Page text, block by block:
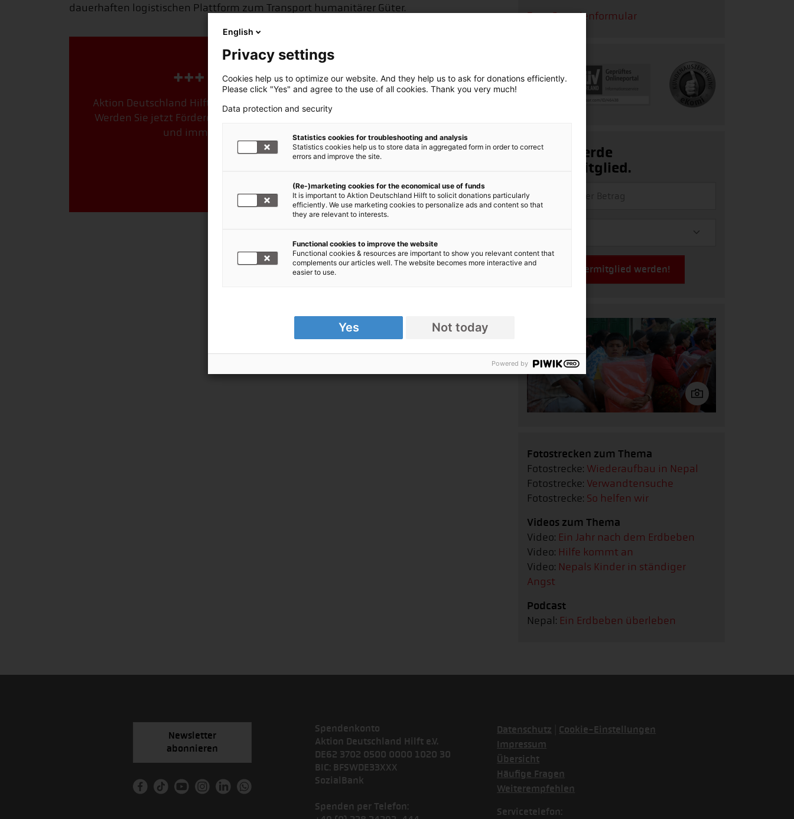
dauerhaften logistischen Plattform zum Transport humanitärer Güter.
+++ Dauerhaft helfen +++
Aktion Deutschland Hilft ist das starke Bündnis von über 20 Hilfsorganisationen.
Werden Sie jetzt Förderer. Mit Ihrer regelmäßigen Spende helfen Sie Tag für Tag
und immer genau dort, wo die Not am größten ist.
Zum Spendenformular
Ja, ich werde
Fördermitglied.
Jetzt Fördermitglied werden!
Fotostrecken zum Thema
Fotostrecke: Wiederaufbau in Nepal
Fotostrecke: Verwandtensuche
Fotostrecke: So helfen wir
Videos zum Thema
Video: Ein Jahr nach dem Erdbeben
Video: Hilfe kommt an
Video: Nepals Kinder in ständiger
Angst
Podcast
Nepal: Ein Erdbeben überleben
Newsletter
abonnieren
Spendenkonto
Aktion Deutschland Hilft e.V.
DE62 3702 0500 0000 1020 30
BIC: BFSWDE33XXX
SozialBank
Spenden per Telefon:
Datenschutz
Cookie-Einstellungen
Impressum
Übersicht
Häufige Fragen
Weiterempfehlen
Servicetelefon:
English
Privacy settings
Cookies help us to optimize our website. And they help us to ask for donations efficiently.
Please click "Yes" and agree to the use of all cookies. Thank you very much!
Data protection and security
Statistics cookies for troubleshooting and analysis
Statistics cookies help us to store data in aggregated form in order to correct
errors and improve the site.
(Re-)marketing cookies for the economical use of funds
It is important to Aktion Deutschland Hilft to solicit donations particularly
efficiently. We use marketing cookies to personalize ads and content so that
they are relevant to interests.
Functional cookies to improve the website
Functional cookies & resources are important to show you relevant content that
complements our articles well. The website becomes more interactive and
easier to use.
Yes Not today
Powered by